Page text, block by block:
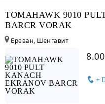
TOMAHAWK 9010
BARCR VORAK
+
Ереван, Шенгавит